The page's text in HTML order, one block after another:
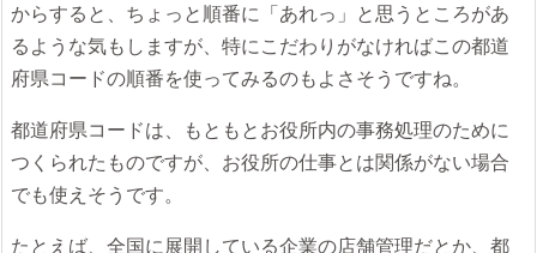
からすると、ちょっと順番に「あれっ」と思うところがあ
るような気もしますが、特にこだわりがなければこの都道
府県コードの順番を使ってみるのもよさそうですね。
都道府県コードは、もともとお役所内の事務処理のために
つくられたものですが、お役所の仕事とは関係がない場合
でも使えそうです。
たとえば、全国に展開している企業の店舗管理だとか、都